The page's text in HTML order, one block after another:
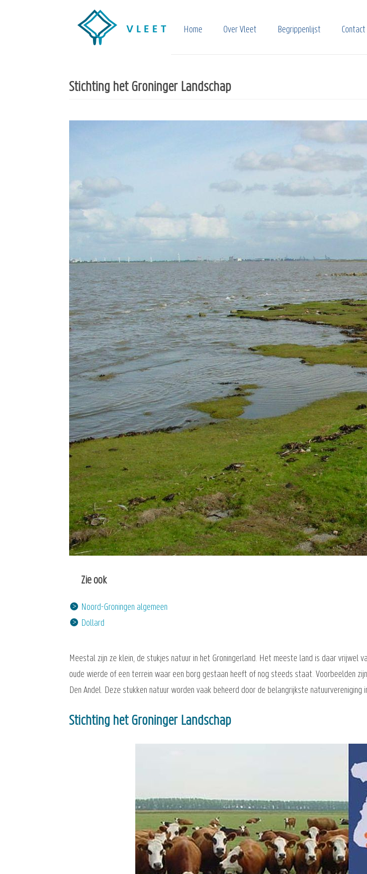
Home Over Vleet Begrippenlijst Contact
Stichting het Groninger Landschap
Zie ook
Noord-Groningen algemeen
Dollard
Meestal zijn ze klein, de stukjes natuur in het Groningerland. Het meeste land is daar vrijwel
oude wierde of een terrein waar een borg gestaan heeft of nog steeds staat. Voorbeelden
Den Andel. Deze stukken natuur worden vaak beheerd door de belangrijkste natuurvereniging
Stichting het Groninger Landschap